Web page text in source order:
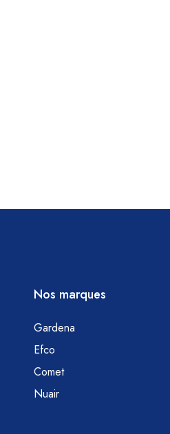
Nos marques
Gardena
Efco
Comet
Nuair